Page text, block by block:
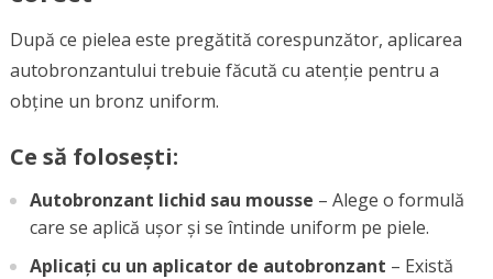
După ce pielea este pregătită corespunzător, aplicarea
autobronzantului trebuie făcută cu atenție pentru a
obține un bronz uniform.
Ce să folosești:
Autobronzant lichid sau mousse – Alege o formulă
care se aplică ușor și se întinde uniform pe piele.
Aplicați cu un aplicator de autobronzant – Există